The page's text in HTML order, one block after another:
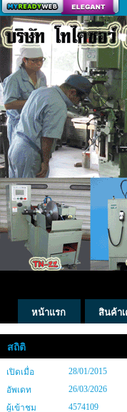
สร้างเว็บ
หน้าแรก สินค้า
สถิติ
เปิดเมื่อ
28/01/2015
อัพเดท
26/03/2026
ผู้เข้าชม
4574109